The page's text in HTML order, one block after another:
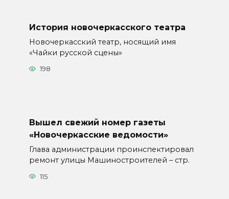
История новочеркасского театра
Новочеркасский театр, носящий имя
«Чайки русской сцены»
198
Вышел свежий номер газеты
«Новочеркасские ведомости»
Глава администрации проинспектировал
ремонт улицы Машиностроителей – стр.
115